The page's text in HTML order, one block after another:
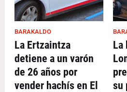
BARAKALDO
La Ertzaintza
detiene a un varón
de 26 años por
vender hachís en El
La
su